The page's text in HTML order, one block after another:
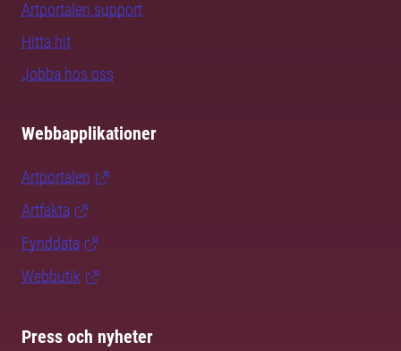
Artportalen support
Hitta hit
Jobba hos oss
Webbapplikationer
Artportalen
Artfakta
Fynddata
Webbutik
Press och nyheter